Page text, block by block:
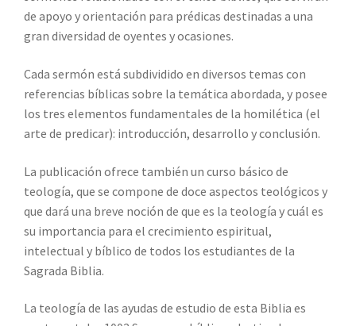
de apoyo y orientación para prédicas destinadas a una
gran diversidad de oyentes y ocasiones.
Cada sermón está subdividido en diversos temas con
referencias bíblicas sobre la temática abordada, y posee
los tres elementos fundamentales de la homilética (el
arte de predicar): introducción, desarrollo y conclusión.
La publicación ofrece también un curso básico de
teología, que se compone de doce aspectos teológicos y
que dará una breve noción de que es la teología y cuál es
su importancia para el crecimiento espiritual,
intelectual y bíblico de todos los estudiantes de la
Sagrada Biblia.
La teología de las ayudas de estudio de esta Biblia es